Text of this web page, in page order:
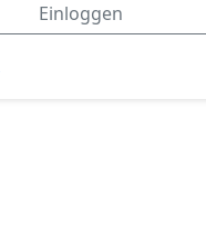
Einloggen